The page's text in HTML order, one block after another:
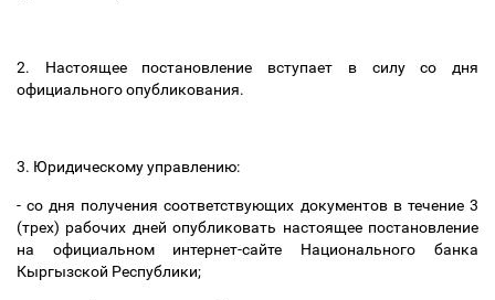
2. Настоящее постановление вступает в силу со дня
официального опубликования.
3. Юридическому управлению:
- со дня получения соответствующих документов в течение 3
(трех) рабочих дней опубликовать настоящее постановление
на официальном интернет-сайте Национального банка
Кыргызской Республики;